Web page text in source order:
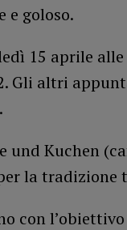
e goloso.
15 aprile
Gli altri
und Kuchen
la tradizione
con